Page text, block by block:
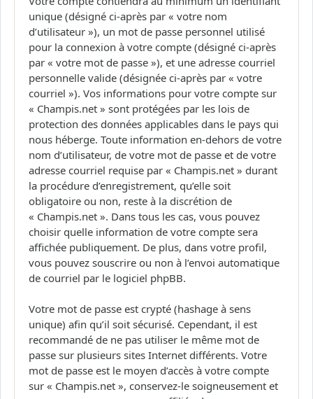
unique (désigné ci-après par « votre nom
d’utilisateur »), un mot de passe personnel utilisé
pour la connexion à votre compte (désigné ci-après
par « votre mot de passe »), et une adresse courriel
personnelle valide (désignée ci-après par « votre
courriel »). Vos informations pour votre compte sur
« Champis.net » sont protégées par les lois de
protection des données applicables dans le pays qui
nous héberge. Toute information en-dehors de votre
nom d’utilisateur, de votre mot de passe et de votre
adresse courriel requise par « Champis.net » durant
la procédure d’enregistrement, qu’elle soit
obligatoire ou non, reste à la discrétion de
« Champis.net ». Dans tous les cas, vous pouvez
choisir quelle information de votre compte sera
affichée publiquement. De plus, dans votre profil,
vous pouvez souscrire ou non à l’envoi automatique
de courriel par le logiciel phpBB.
Votre mot de passe est crypté (hashage à sens
unique) afin qu’il soit sécurisé. Cependant, il est
recommandé de ne pas utiliser le même mot de
passe sur plusieurs sites Internet différents. Votre
mot de passe est le moyen d’accès à votre compte
sur « Champis.net », conservez-le soigneusement et